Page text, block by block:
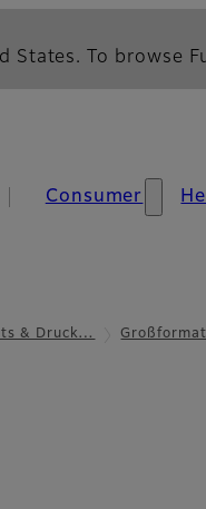
States. To browse
Consumer
& Druck…